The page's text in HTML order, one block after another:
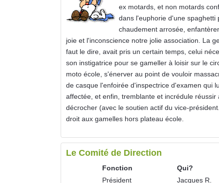
ex motards, et non motards
dans l'euphorie d'une spaghetti
chaudement arrosée,
joie et l'inconscience notre jolie association. La
faut le dire, avait pris un certain temps, celui
son instigatrice pour se gameller à loisir sur le
moto école, s'énerver au point de vouloir
de casque l'enfoirée d'inspectrice d'examen qui
affectée, et enfin, tremblante et incrédule réussir
décrocher (avec le soutien actif du vice-
droit aux gamelles hors plateau école.
Le Comité de Direction
Fonction
Qui?
Président
Jacques R.